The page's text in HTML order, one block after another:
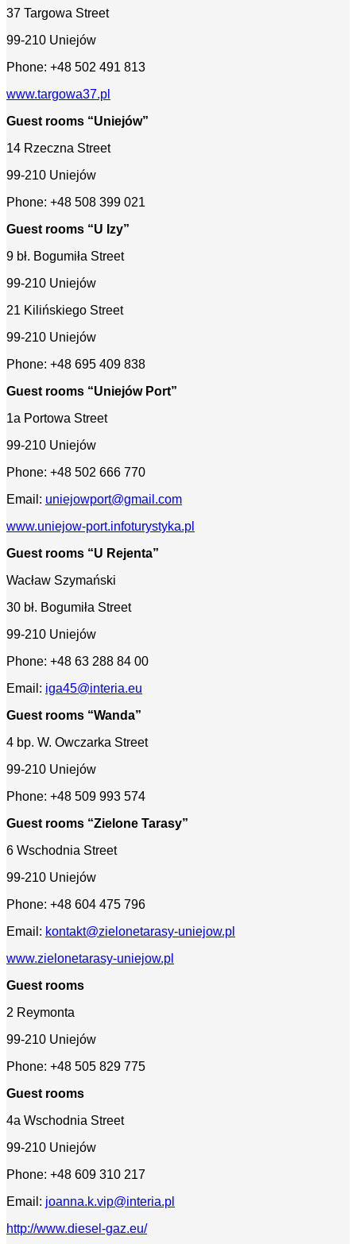
37 Targowa Street
99-210 Uniejów
Phone: +48 502 491 813
www.targowa37.pl
Guest rooms “Uniejów”
14 Rzeczna Street
99-210 Uniejów
Phone: +48 508 399 021
Guest rooms “U Izy”
9 bł. Bogumiła Street
99-210 Uniejów
21 Kilińskiego Street
99-210 Uniejów
Phone: +48 695 409 838
Guest rooms “Uniejów Port”
1a Portowa Street
99-210 Uniejów
Phone: +48 502 666 770
Email: uniejowport@gmail.com
www.uniejow-port.infoturystyka.pl
Guest rooms “U Rejenta”
Wacław Szymański
30 bł. Bogumiła Street
99-210 Uniejów
Phone: +48 63 288 84 00
Email: iga45@interia.eu
Guest rooms “Wanda”
4 bp. W. Owczarka Street
99-210 Uniejów
Phone: +48 509 993 574
Guest rooms “Zielone Tarasy”
6 Wschodnia Street
99-210 Uniejów
Phone: +48 604 475 796
Email: kontakt@zielonetarasy-uniejow.pl
www.zielonetarasy-uniejow.pl
Guest rooms
2 Reymonta
99-210 Uniejów
Phone: +48 505 829 775
Guest rooms
4a Wschodnia Street
99-210 Uniejów
Phone: +48 609 310 217
Email: joanna.k.vip@interia.pl
http://www.diesel-gaz.eu/